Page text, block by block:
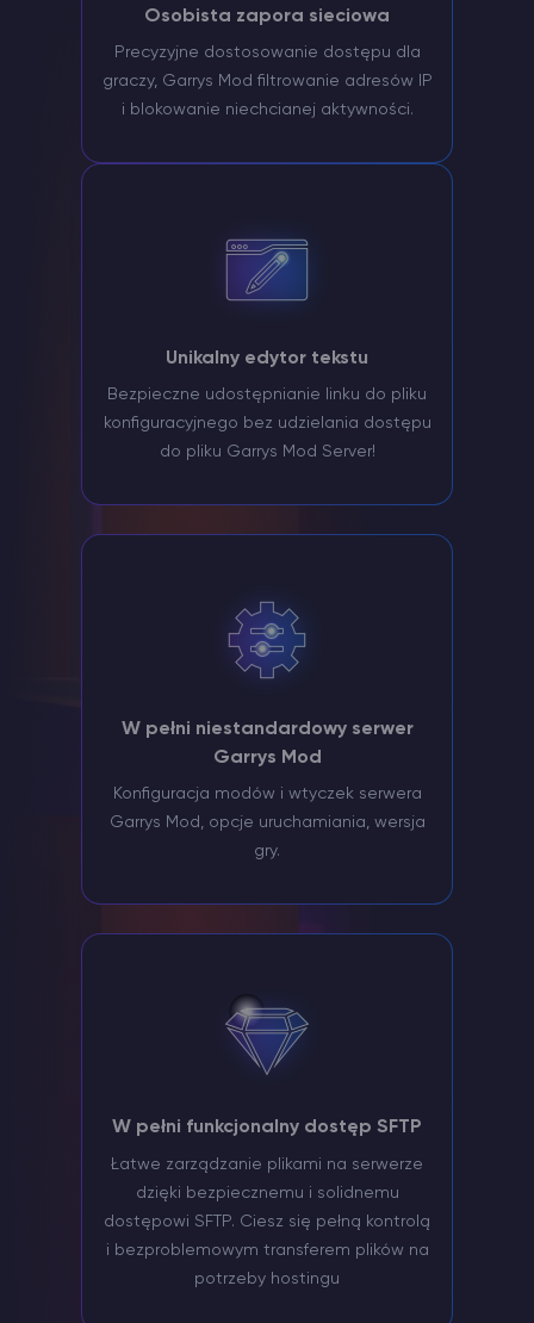
Osobista zapora sieciowa
Precyzyjne dostosowanie dostępu dla
graczy, Garrys Mod filtrowanie adresów IP
i blokowanie niechcianej aktywności.
Unikalny edytor tekstu
Bezpieczne udostępnianie linku do pliku
konfiguracyjnego bez udzielania dostępu
do pliku Garrys Mod Server!
W pełni niestandardowy serwer
Garrys Mod
Konfiguracja modów i wtyczek serwera
Garrys Mod, opcje uruchamiania, wersja
gry.
W pełni funkcjonalny dostęp SFTP
Łatwe zarządzanie plikami na serwerze
dzięki bezpiecznemu i solidnemu
dostępowi SFTP. Ciesz się pełną kontrolą
i bezproblemowym transferem plików na
potrzeby hostingu